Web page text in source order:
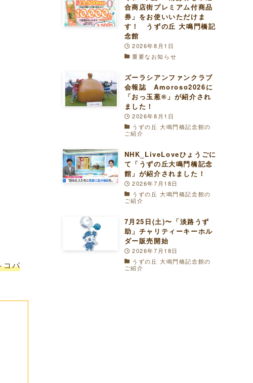
コパ
合商店街プレミアム付商品
券」をお使いいただけま
す！ うずの丘 大鳴門橋記
念館
2026年8月1日
重要なお知らせ
ズーラシアンファンクラブ
会報誌 Amoroso2026に
「おっ玉葱®︎」が紹介され
ました！
2026年8月1日
うずの丘 大鳴門橋記念館の
ご紹介
NHK_LiveLoveひょうごに
て「うずの丘大鳴門橋記念
館」が紹介されました！
2026年7月18日
うずの丘 大鳴門橋記念館の
ご紹介
7月25日(土)〜「淡路うず
助」チャリティーキーホル
ダー販売開始
2026年7月18日
うずの丘 大鳴門橋記念館の
ご紹介